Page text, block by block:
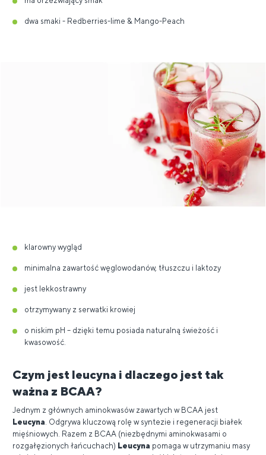
dwa smaki - Redberries-lime & Mango-Peach
klarowny wygląd
minimalna zawartość węglowodanów, tłuszczu i laktozy
jest lekkostrawny
otrzymywany z serwatki krowiej
o niskim pH – dzięki temu posiada naturalną świeżość i
kwasowość.
Czym jest leucyna i dlaczego jest tak
ważna z BCAA?
Jednym z głównych aminokwasów zawartych w BCAA jest
Leucyna . Odgrywa kluczową rolę w syntezie i regeneracji białek
mięśniowych. Razem z BCAA (niezbędnymi aminokwasami o
rozgałęzionych łańcuchach) Leucyna pomaga w utrzymaniu masy